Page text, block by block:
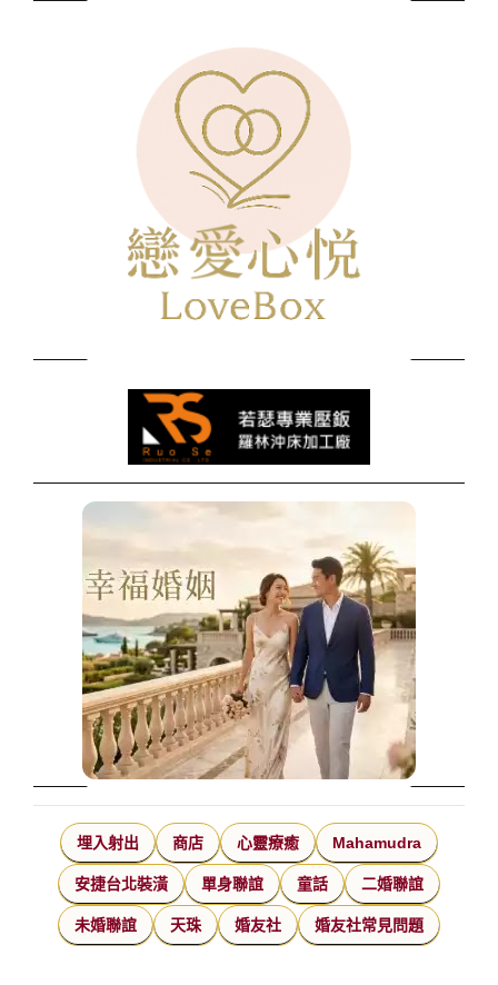
埋入射出 商店 心靈療癒 Mahamudra
安捷台北裝潢 單身聯誼 童話 二婚聯誼
未婚聯誼 天珠 婚友社 婚友社常見問題